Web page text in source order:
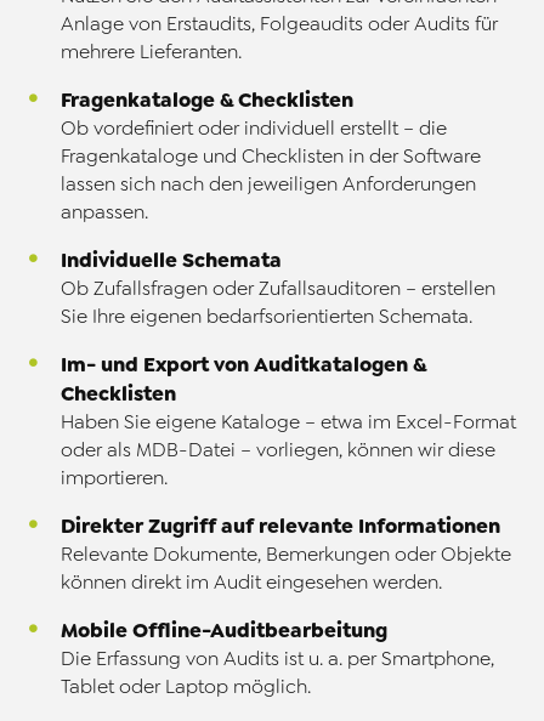
Anlage von Erstaudits, Folgeaudits oder Audits für
mehrere Lieferanten.
Fragenkataloge & Checklisten
Ob vordefiniert oder individuell erstellt – die
Fragenkataloge und Checklisten in der Software
lassen sich nach den jeweiligen Anforderungen
anpassen.
Individuelle Schemata
Ob Zufallsfragen oder Zufallsauditoren – erstellen
Sie Ihre eigenen bedarfsorientierten Schemata.
Im- und Export von Auditkatalogen &
Checklisten
Haben Sie eigene Kataloge – etwa im Excel-Format
oder als MDB-Datei – vorliegen, können wir diese
importieren.
Direkter Zugriff auf relevante Informationen
Relevante Dokumente, Bemerkungen oder Objekte
können direkt im Audit eingesehen werden.
Mobile Offline-Auditbearbeitung
Die Erfassung von Audits ist u. a. per Smartphone,
Tablet oder Laptop möglich.